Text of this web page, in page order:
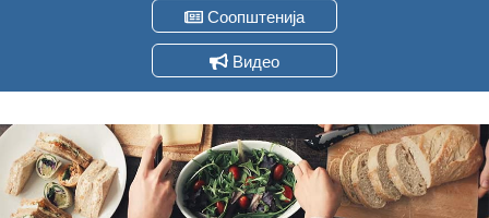
Соопштенија
Видео